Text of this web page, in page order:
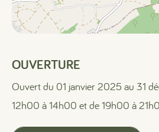
OUVERTURE
Ouvert du 01 janvier 2025 au 31
12h00 à 14h00 et de 19h00 à